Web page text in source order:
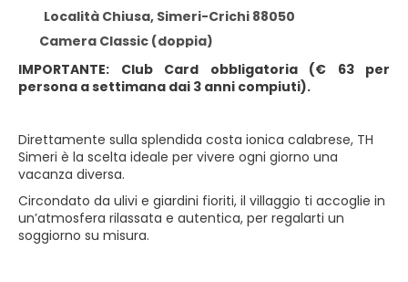
Località Chiusa, Simeri-Crichi 88050
Camera Classic (doppia)
IMPORTANTE: Club Card obbligatoria (€ 63 per
persona a settimana dai 3 anni compiuti).
Direttamente sulla splendida costa ionica calabrese, TH
Simeri è la scelta ideale per vivere ogni giorno una
vacanza diversa.
Circondato da ulivi e giardini fioriti, il villaggio ti accoglie in
un’atmosfera rilassata e autentica, per regalarti un
soggiorno su misura.